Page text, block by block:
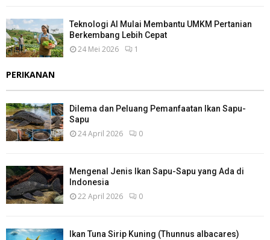
Teknologi AI Mulai Membantu UMKM Pertanian
Berkembang Lebih Cepat
24 Mei 2026 1
PERIKANAN
Dilema dan Peluang Pemanfaatan Ikan Sapu-
Sapu
24 April 2026 0
Mengenal Jenis Ikan Sapu-Sapu yang Ada di
Indonesia
22 April 2026 0
Ikan Tuna Sirip Kuning (Thunnus albacares)